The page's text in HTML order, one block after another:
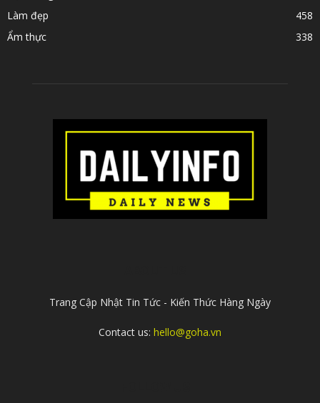
Làm đẹp
458
Ẩm thực
338
Trang Cập Nhật Tin Tức - Kiến Thức Hàng Ngày
Contact us: hello@goha.vn